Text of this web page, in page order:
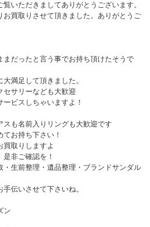
いただきましてありがとうございます。
買取りさせて頂きました。ありがとうご
だったと言う事でお持ち頂けたそうで
満足して頂きました。
セサリーなども大歓迎
ビスしちゃいますよ！
も名前入りリングも大歓迎です
お持ち下さい！
買取りしますよ
非ご確認を！
生前整理・遺品整理・ブランドサンダル
伝いさせて下さいね。
ン